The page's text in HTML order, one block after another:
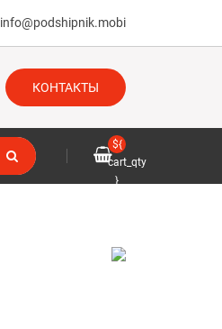
info@podshipnik.mobi
КОНТАКТЫ
${
cart_qty
}